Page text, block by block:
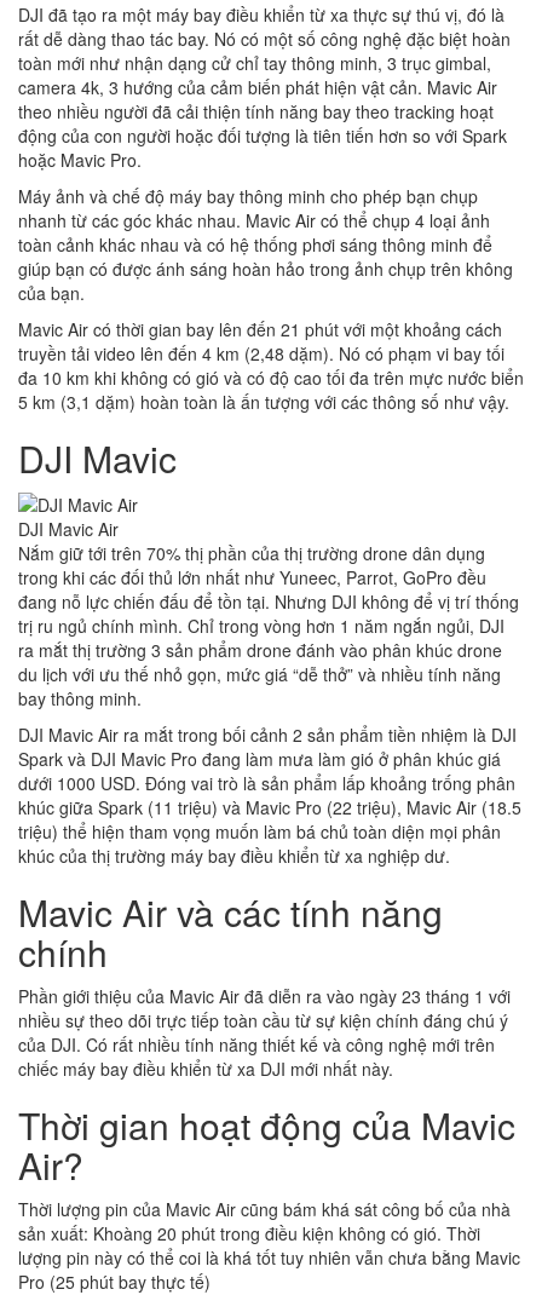
DJI đã tạo ra một máy bay điều khiển từ xa thực sự thú vị, đó là
rất dễ dàng thao tác bay. Nó có một số công nghệ đặc biệt hoàn
toàn mới như nhận dạng cử chỉ tay thông minh, 3 trục gimbal,
camera 4k, 3 hướng của cảm biến phát hiện vật cản. Mavic Air
theo nhiều người đã cải thiện tính năng bay theo tracking hoạt
động của con người hoặc đối tượng là tiên tiến hơn so với Spark
hoặc Mavic Pro.
Máy ảnh và chế độ máy bay thông minh cho phép bạn chụp
nhanh từ các góc khác nhau. Mavic Air có thể chụp 4 loại ảnh
toàn cảnh khác nhau và có hệ thống phơi sáng thông minh để
giúp bạn có được ánh sáng hoàn hảo trong ảnh chụp trên không
của bạn.
Mavic Air có thời gian bay lên đến 21 phút với một khoảng cách
truyền tải video lên đến 4 km (2,48 dặm). Nó có phạm vi bay tối
đa 10 km khi không có gió và có độ cao tối đa trên mực nước biển
5 km (3,1 dặm) hoàn toàn là ấn tượng với các thông số như vậy.
DJI Mavic
DJI Mavic Air
Nắm giữ tới trên 70% thị phần của thị trường drone dân dụng
trong khi các đối thủ lớn nhất như Yuneec, Parrot, GoPro đều
đang nỗ lực chiến đấu để tồn tại. Nhưng DJI không để vị trí thống
trị ru ngủ chính mình. Chỉ trong vòng hơn 1 năm ngắn ngủi, DJI
ra mắt thị trường 3 sản phẩm drone đánh vào phân khúc drone
du lịch với ưu thế nhỏ gọn, mức giá “dễ thở” và nhiều tính năng
bay thông minh.
DJI Mavic Air ra mắt trong bối cảnh 2 sản phẩm tiền nhiệm là DJI
Spark và DJI Mavic Pro đang làm mưa làm gió ở phân khúc giá
dưới 1000 USD. Đóng vai trò là sản phẩm lấp khoảng trống phân
khúc giữa Spark (11 triệu) và Mavic Pro (22 triệu), Mavic Air (18.5
triệu) thể hiện tham vọng muốn làm bá chủ toàn diện mọi phân
khúc của thị trường máy bay điều khiển từ xa nghiệp dư.
Mavic Air và các tính năng
chính
Phần giới thiệu của Mavic Air đã diễn ra vào ngày 23 tháng 1 với
nhiều sự theo dõi trực tiếp toàn cầu từ sự kiện chính đáng chú ý
của DJI. Có rất nhiều tính năng thiết kế và công nghệ mới trên
chiếc máy bay điều khiển từ xa DJI mới nhất này.
Thời gian hoạt động của Mavic
Air?
Thời lượng pin của Mavic Air cũng bám khá sát công bố của nhà
sản xuất: Khoàng 20 phút trong điều kiện không có gió. Thời
lượng pin này có thể coi là khá tốt tuy nhiên vẫn chưa bằng Mavic
Pro (25 phút bay thực tế)